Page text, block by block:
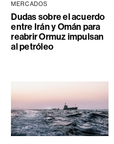
MERCADOS
Dudas sobre el acuerdo
entre Irán y Omán para
reabrir Ormuz impulsan
al petróleo